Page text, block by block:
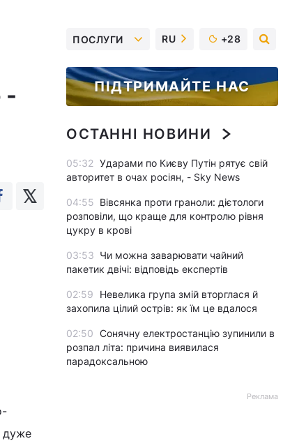
-
дуже
ПОСЛУГИ RU +28
ПІДТРИМАЙТЕ НАС
ОСТАННІ НОВИНИ
05:32 Ударами по Києву Путін рятує свій
авторитет в очах росіян, - Sky News
04:55 Вівсянка проти граноли: дієтологи
розповіли, що краще для контролю рівня
цукру в крові
03:53 Чи можна заварювати чайний
пакетик двічі: відповідь експертів
02:59
Невелика група змій вторглася й
захопила цілий острів: як їм це вдалося
02:50 Сонячну електростанцію зупинили в
розпал літа: причина виявилася
парадоксальною
Реклама